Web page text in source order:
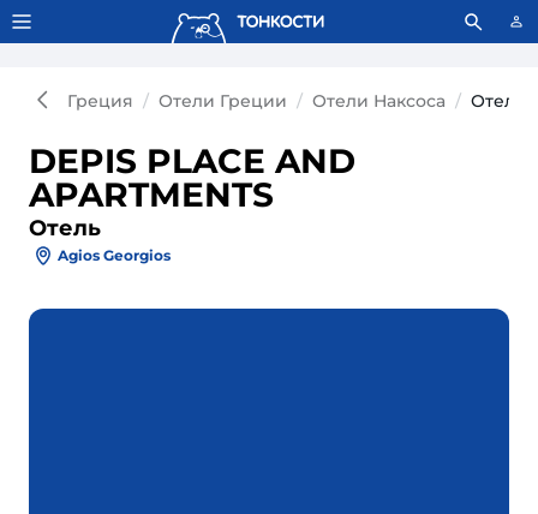
Тонкости используют сookie-файлы. Что это значит?
Греция Отели Греции Отели Наксоса Отель
DEPIS PLACE AND
APARTMENTS
Отель
Agios Georgios